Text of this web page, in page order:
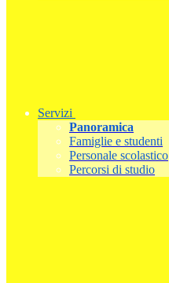
Servizi
Panoramica
Famiglie e studenti
Personale scolastico
Percorsi di studio